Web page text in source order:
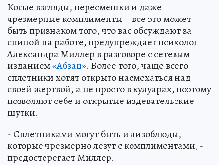
Косые взгляды, пересмешки и даже
чрезмерные комплименты – все это может
быть признаком того, что вас обсуждают за
спиной на работе, предупреждает психолог
Александра Миллер в разговоре с сетевым
изданием«Абзац». Более того, чаще всего
сплетники хотят открыто насмехаться над
своей жертвой, а не просто в кулуарах, поэтому
позволяют себе и открытые издевательские
шутки.
- Сплетниками могут быть и лизоблюды,
которые чрезмерно лезут с комплиментами, -
предостерегает Миллер.